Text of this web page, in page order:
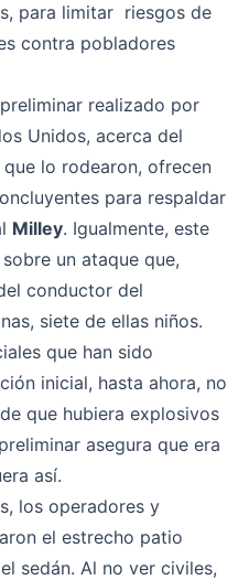
para limitar riesgos de
contra pobladores
realizado por
Unidos, acerca del
lo rodearon, ofrecen
para respaldar
Milley. Igualmente, este
un ataque que,
conductor del
siete de ellas niños.
que han sido
inicial, hasta ahora, no
que hubiera explosivos
asegura que era
así.
los operadores y
el estrecho patio
sedán. Al no ver civiles,